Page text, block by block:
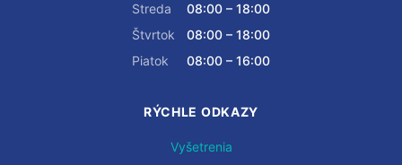
Streda
08:00 – 18:00
Štvrtok
08:00 – 18:00
Piatok
08:00 – 16:00
RÝCHLE ODKAZY
Vyšetrenia